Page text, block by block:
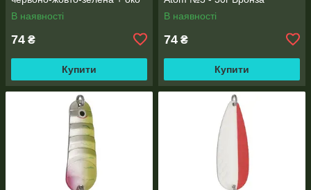
В наявності
74 ₴
Купити
В наявності
74 ₴
Купити